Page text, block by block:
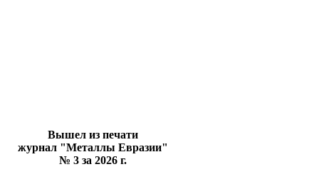
Вышел из печати
журнал "Металлы Евразии"
№ 3 за 2026 г.